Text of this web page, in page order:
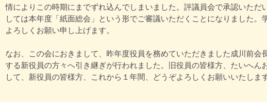
情によりこの時期にまでずれ込んでしまいました。評議員会で承認いただ
しては本年度「紙面総会」という形でご審議いただくことになりました
よろしくお願い申し上げます。
なお、この会におきまして、昨年度役員を務めていただきました成川前会
する新役員の方々へ引き継ぎが行われました。旧役員の皆様方、たいへ
して、新役員の皆様方、これから１年間、どうぞよろしくお願いいたします